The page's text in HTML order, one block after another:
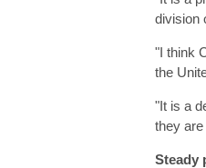
division
"I think
the
"It is a
they
Steady